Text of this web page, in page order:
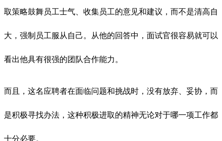
取策略鼓舞员工士气、收集员工的意见和建议，而不是清高自
大，强制员工服从自己。从他的回答中，面试官很容易就可以
看出他具有很强的团队合作能力。
而且，这名应聘者在面临问题和挑战时，没有放弃、妥协，而
是积极寻找办法，这种积极进取的精神无论对于哪一项工作都
十分必要。